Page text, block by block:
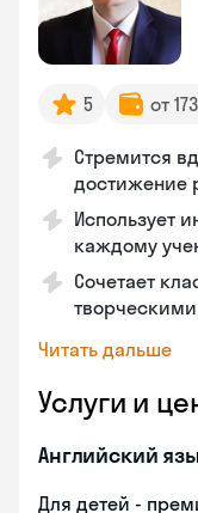
5 от
Стремится
достижение
Использует
каждому
Сочетает
Читать дальше
Услуги и
Английский
Для детей -